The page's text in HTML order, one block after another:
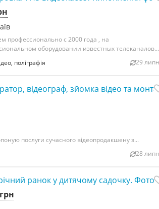
профессионально с 2000 года , на
оборудовании известных телеканалов...
поліграфія
29
відеограф, зйомка відео та
послуги сучасного відеопродакшену з...
28
ранок у дитячому садочку.